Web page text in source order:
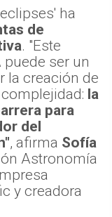
ha
de
. "Este
ser un
la creación de
la
para
del
, afirma Sofía
Astronomía
y creadora